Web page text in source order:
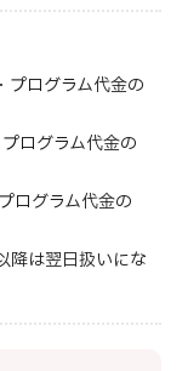
ログラム代金の
ログラム代金の
ログラム代金の
降は翌日扱いにな